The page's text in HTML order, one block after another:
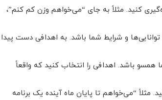
کنید. مثلاً به جای “می‌خواهم وزن کم کنم”،
و شرایط شما باشد. به اهدافی دست پیدا
باشد. اهدافی را انتخاب کنید که واقعاً
مثلاً “می‌خواهم تا پایان ماه آینده یک برنامه